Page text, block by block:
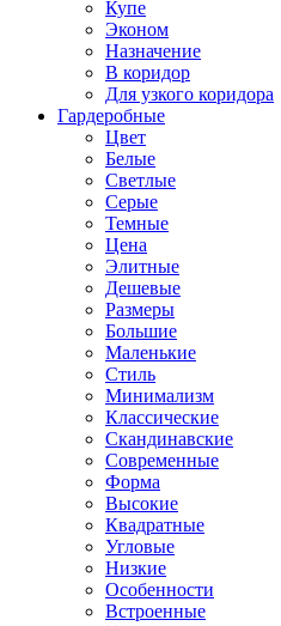
Купе
Эконом
Назначение
В коридор
Для узкого коридора
Гардеробные
Цвет
Белые
Светлые
Серые
Темные
Цена
Элитные
Дешевые
Размеры
Большие
Маленькие
Стиль
Минимализм
Классические
Скандинавские
Современные
Форма
Высокие
Квадратные
Угловые
Низкие
Особенности
Встроенные